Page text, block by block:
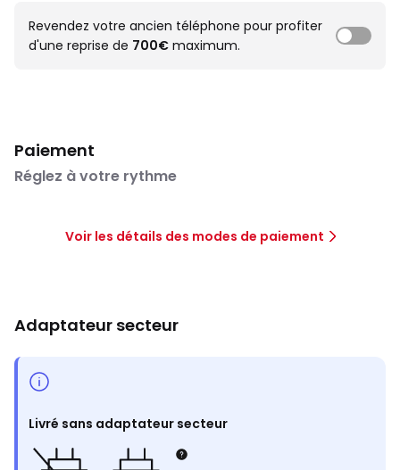
Revendez votre ancien téléphone pour profiter
d'une reprise de 700€ maximum.
Paiement
Réglez à votre rythme
Voir les détails des modes de paiement
Adaptateur secteur
Livré sans adaptateur secteur